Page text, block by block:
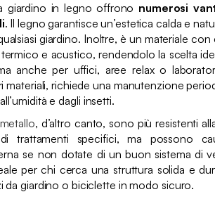
giardino in legno offrono numerosi
. Il legno garantisce un’estetica calda e
giardino. Inoltre, è un materiale
e acustico, rendendolo la scelta
anche per uffici, aree relax o
materiali, richiede una manutenzione
e dagli insetti.
, d’altro canto, sono più resistenti
trattamenti specifici, ma possono
se non dotate di un buon sistema di
per chi cerca una struttura solida e
da giardino o biciclette in modo sicuro.